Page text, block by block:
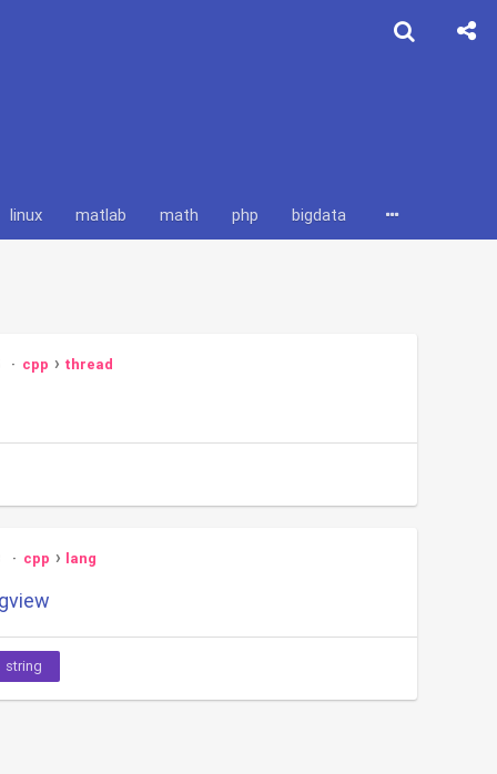
linux matlab math php bigdata tools
cpp thread
cpp lang
string